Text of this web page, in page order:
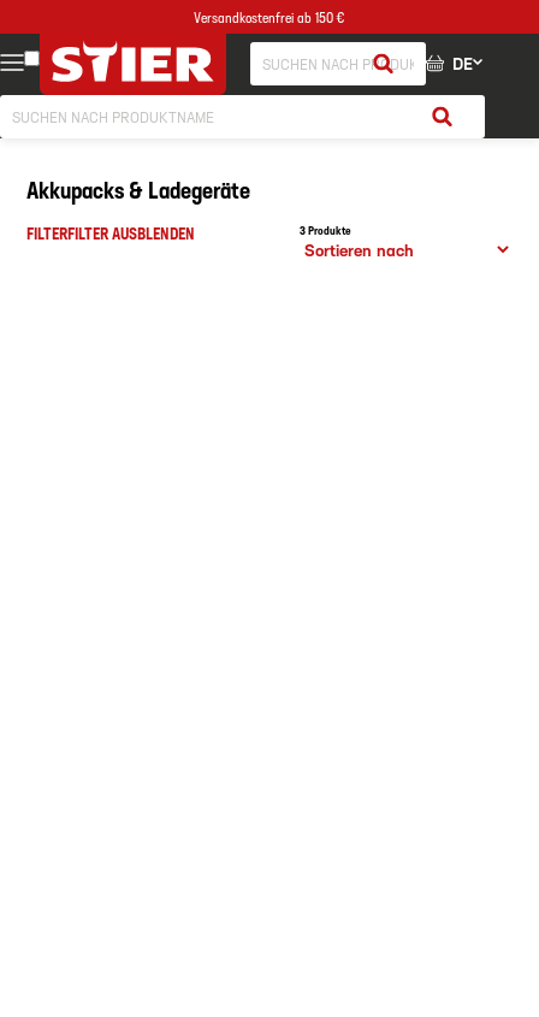
Versandkostenfrei ab 150 €
DE
FILTERFILTER AUSBLENDEN
Akkupacks & Ladegeräte
3 Produkte